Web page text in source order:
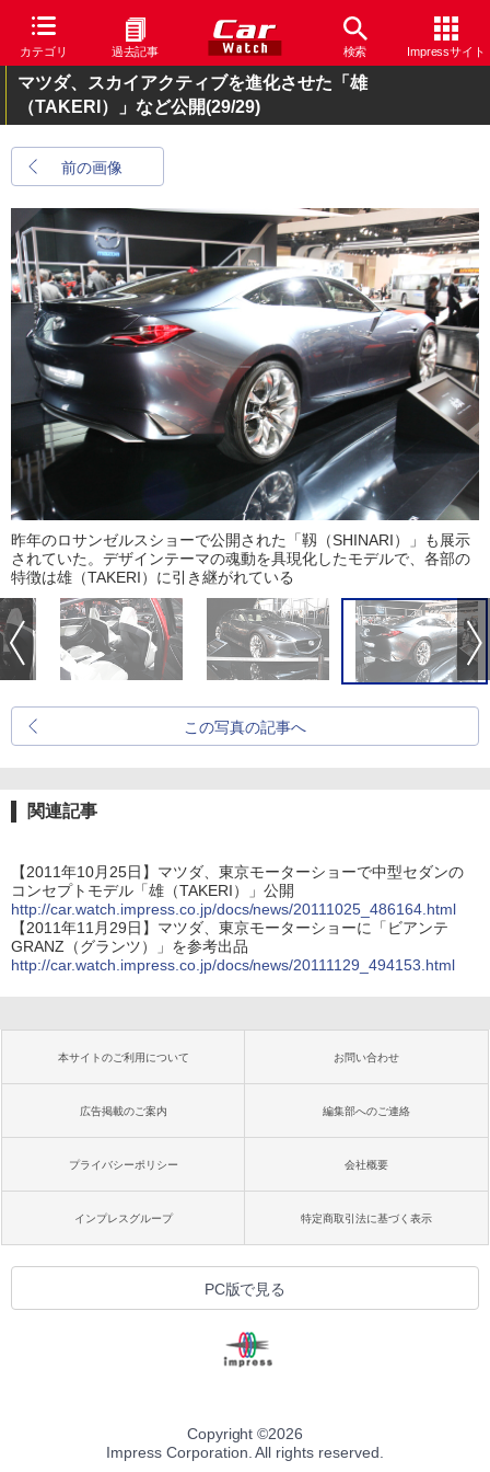
カテゴリ 過去記事 検索 Impressサイト
マツダ、スカイアクティブを進化させた「雄
（TAKERI）」など公開(29/29)
前の画像
昨年のロサンゼルスショーで公開された「靱（SHINARI）」も展示
されていた。デザインテーマの魂動を具現化したモデルで、各部の
特徴は雄（TAKERI）に引き継がれている
この写真の記事へ
関連記事
【2011年10月25日】マツダ、東京モーターショーで中型セダンの
コンセプトモデル「雄（TAKERI）」公開
http://car.watch.impress.co.jp/docs/news/20111025_486164.html
【2011年11月29日】マツダ、東京モーターショーに「ビアンテ
GRANZ（グランツ）」を参考出品
http://car.watch.impress.co.jp/docs/news/20111129_494153.html
本サイトのご利用について お問い合わせ
広告掲載のご案内 編集部へのご連絡
プライバシーポリシー 会社概要
インプレスグループ 特定商取引法に基づく表示
PC版で見る
Copyright ©2026
Impress Corporation. All rights reserved.